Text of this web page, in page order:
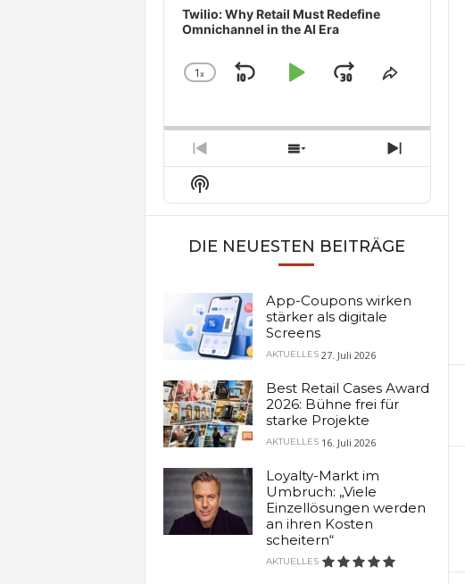
Twilio: Why Retail Must Redefine
Omnichannel in the AI Era
Change
1x
SkipPlayJumpShare
Previous
Episode
Show
Episodes
Next
Episode
Show
Podcast
Information
DIE NEUESTEN BEITRÄGE
App-Coupons wirken
stärker als digitale
Screens
AKTUELLES 27. Juli 2026
Best Retail Cases Award
2026: Bühne frei für
starke Projekte
AKTUELLES 16. Juli 2026
Loyalty-Markt im
Umbruch: „Viele
Einzellösungen werden
an ihren Kosten
scheitern“
AKTUELLES